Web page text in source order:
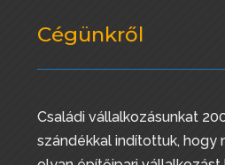
Cégünkről
Családi vállalkozásunkat
szándékkal indítottuk, hogy